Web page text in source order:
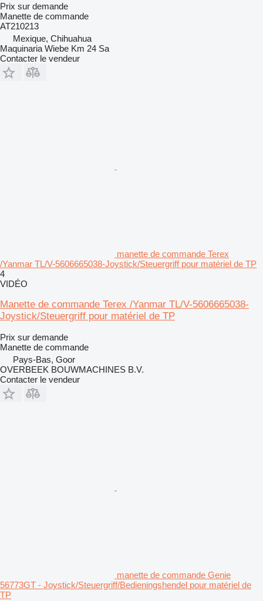
Prix sur demande
Manette de commande
AT210213
Mexique, Chihuahua
Maquinaria Wiebe Km 24 Sa
Contacter le vendeur
manette de commande Terex
/Yanmar TL/V-5606665038-Joystick/Steuergriff pour matériel de TP
4
VIDÉO
Manette de commande Terex /Yanmar TL/V-5606665038-
Joystick/Steuergriff pour matériel de TP
Prix sur demande
Manette de commande
Pays-Bas, Goor
OVERBEEK BOUWMACHINES B.V.
Contacter le vendeur
manette de commande Genie
56773GT - Joystick/Steuergriff/Bedieningshendel pour matériel de
TP